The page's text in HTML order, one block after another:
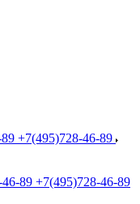
+7(495)728-46-89
89 +7(495)728-46-89